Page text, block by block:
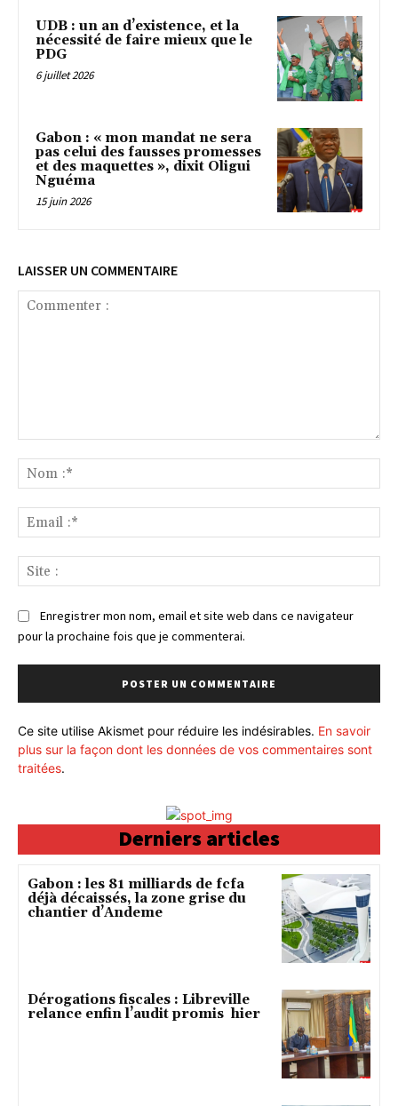
UDB : un an d’existence, et la
nécessité de faire mieux que le
PDG
6 juillet 2026
Gabon : « mon mandat ne sera
pas celui des fausses promesses
et des maquettes », dixit Oligui
Nguéma
15 juin 2026
LAISSER UN COMMENTAIRE
:*
:*
:
Enregistrer mon nom, email et site web dans ce navigateur
pour la prochaine fois que je commenterai.
Ce site utilise Akismet pour réduire les indésirables. En savoir
plus sur la façon dont les données de vos commentaires sont
traitées.
Derniers articles
Gabon : les 81 milliards de fcfa
déjà décaissés, la zone grise du
chantier d’Andeme
Dérogations fiscales : Libreville
relance enfin l’audit promis hier